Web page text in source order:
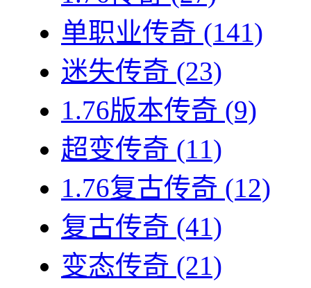
单职业传奇 (141)
迷失传奇 (23)
1.76版本传奇 (9)
超变传奇 (11)
1.76复古传奇 (12)
复古传奇 (41)
变态传奇 (21)